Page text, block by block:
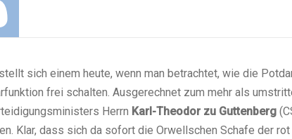
sich einem heute, wenn man betrachtet, wie die
frei schalten. Ausgerechnet zum mehr als
Herrn Karl-Theodor zu Guttenberg
Klar, dass sich da sofort die Orwellschen Schafe der